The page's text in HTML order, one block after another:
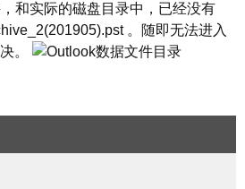
和实际的磁盘目录中，已经没有
。随即无法进入
。